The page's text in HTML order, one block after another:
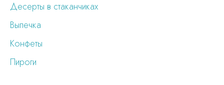
Десерты в стаканчиках
Выпечка
Конфеты
Пироги